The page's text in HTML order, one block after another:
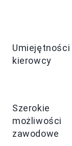
Umiejętności
kierowcy
Szerokie
możliwości
zawodowe